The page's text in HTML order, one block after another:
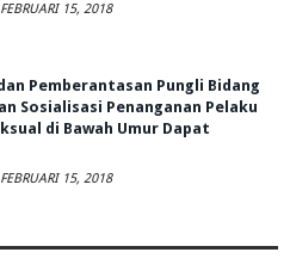
FEBRUARI 15, 2018
Pemberantasan Pungli Bidang
Sosialisasi Penanganan Pelaku
di Bawah Umur Dapat
FEBRUARI 15, 2018